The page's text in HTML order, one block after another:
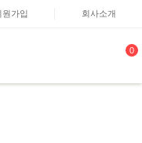
원가입 회사소개
0